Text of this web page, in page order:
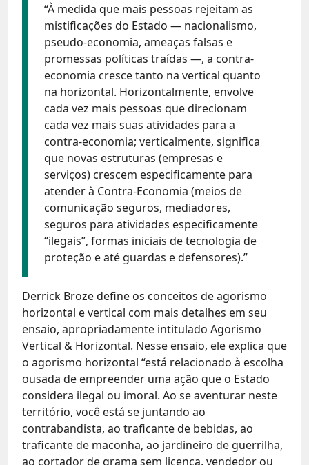
“À medida que mais pessoas rejeitam as
mistificações do Estado — nacionalismo,
pseudo-economia, ameaças falsas e
promessas políticas traídas —, a contra-
economia cresce tanto na vertical quanto
na horizontal. Horizontalmente, envolve
cada vez mais pessoas que direcionam
cada vez mais suas atividades para a
contra-economia; verticalmente, significa
que novas estruturas (empresas e
serviços) crescem especificamente para
atender à Contra-Economia (meios de
comunicação seguros, mediadores,
seguros para atividades especificamente
“ilegais”, formas iniciais de tecnologia de
proteção e até guardas e defensores).”
Derrick Broze define os conceitos de agorismo
horizontal e vertical com mais detalhes em seu
ensaio, apropriadamente intitulado Agorismo
Vertical & Horizontal. Nesse ensaio, ele explica que
o agorismo horizontal “está relacionado à escolha
ousada de empreender uma ação que o Estado
considera ilegal ou imoral. Ao se aventurar neste
território, você está se juntando ao
contrabandista, ao traficante de bebidas, ao
traficante de maconha, ao jardineiro de guerrilha,
ao cortador de grama sem licença, vendedor ou